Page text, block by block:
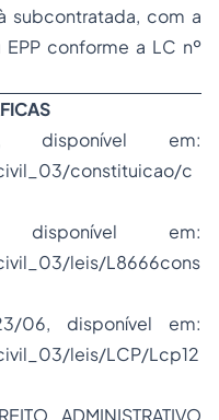
subcontratada, com a
conforme a LC nº
disponível em:
constituicao/c
em:
leis/L8666cons
06, disponível em:
leis/LCP/Lcp12
ADMINISTRATIVO